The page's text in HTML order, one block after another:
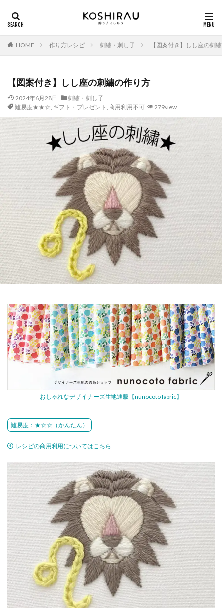
HOME 作り方レシピ 刺繍・刺し子 【図案付き】しし座の刺
【図案付き】しし座の刺繍の作り方
2024年6月28日
刺繍・刺し子
難易度★★☆, ギフト・プレゼント , 商用利用不可 279view
おしゃれなデザイナーズ生地通販【nunocoto fabric】
難易度：★☆☆（かんたん）
レシピの商用利用についてはこちら